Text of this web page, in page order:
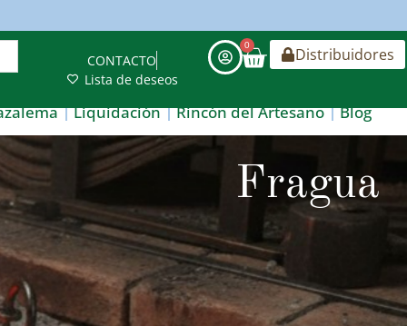
CONTACTO
Lista de deseos
0 Distribuidores
Liquidación Rincón del Artesano Blog
Fragua